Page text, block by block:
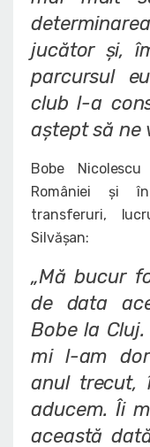
jucător și,
parcursul
club l-a
aștept să ne
Bobe
României și
transferuri,
Silvășan:
„Mă bucur
de data
Bobe la
mi l-am
anul trecut,
aducem. Îi
această